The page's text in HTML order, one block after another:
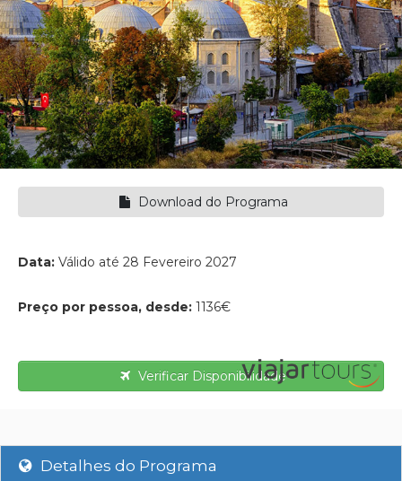
Download do Programa
Data: Válido até 28 Fevereiro 2027
Preço por pessoa, desde: 1136€
Verificar Disponibilidade
Detalhes do Programa